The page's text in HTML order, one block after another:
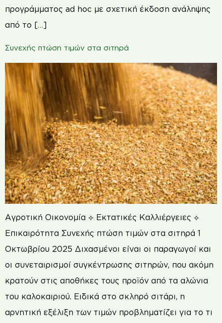
προγράμματος ad hoc με σχετική έκδοση ανάληψης
από το […]
Συνεχής πτώση τιμών στα σιτηρά
Αγροτική Οικονομία ⟡ Εκτατικές Καλλιέργειες ⟡
Επικαιρότητα Συνεχής πτώση τιμών στα σιτηρά 1
Οκτωβρίου 2025 Διχασμένοι είναι οι παραγωγοί και
οι συνεταιρισμοί συγκέντρωσης σιτηρών, που ακόμη
κρατούν στις αποθήκες τους προϊόν από τα αλώνια
του καλοκαιριού. Ειδικά στο σκληρό σιτάρι, η
αρνητική εξέλιξη των τιμών προβληματίζει για το τι